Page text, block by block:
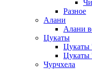
Разное
Алани
Алани
Цукаты
Цукаты
Чурчхела